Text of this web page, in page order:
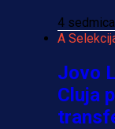
4
A
Jovo
Cluja